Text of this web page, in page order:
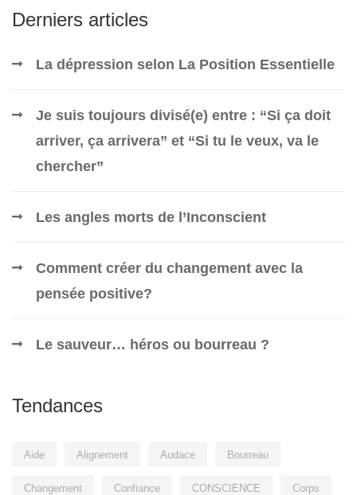
Derniers articles
La dépression selon La Position Essentielle
Je suis toujours divisé(e) entre : “Si ça doit
arriver, ça arrivera” et “Si tu le veux, va le
chercher”
Les angles morts de l’Inconscient
Comment créer du changement avec la
pensée positive?
Le sauveur… héros ou bourreau ?
Tendances
Aide Alignement Audace Bourreau
Changement Confiance CONSCIENCE Corps